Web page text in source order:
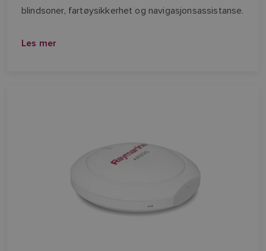
blindsoner, fartøysikkerhet og navigasjonsassistanse.
Les mer